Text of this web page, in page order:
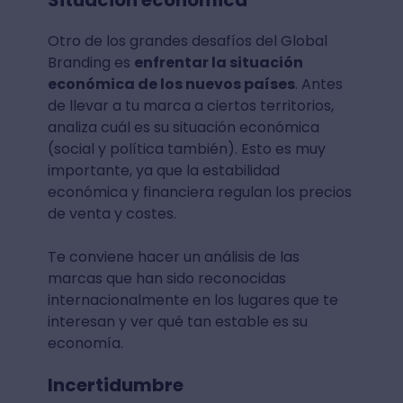
Otro de los grandes desafíos del Global
Branding es enfrentar la situación
económica de los nuevos países. Antes
de llevar a tu marca a ciertos territorios,
analiza cuál es su situación económica
(social y política también). Esto es muy
importante, ya que la estabilidad
económica y financiera regulan los precios
de venta y costes.
Te conviene hacer un análisis de las
marcas que han sido reconocidas
internacionalmente en los lugares que te
interesan y ver qué tan estable es su
economía.
Incertidumbre